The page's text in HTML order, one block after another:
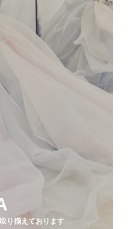
り揃えております